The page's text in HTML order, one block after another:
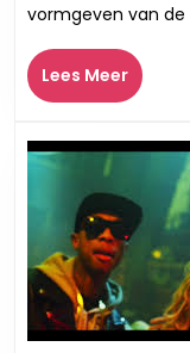
vormgeven van
Lees MeerLees
Meer